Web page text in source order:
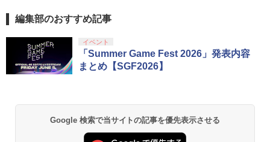
編集部のおすすめ記事
イベント
「Summer Game Fest 2026」発表内容
まとめ【SGF2026】
Google 検索で当サイトの記事を優先表示させる